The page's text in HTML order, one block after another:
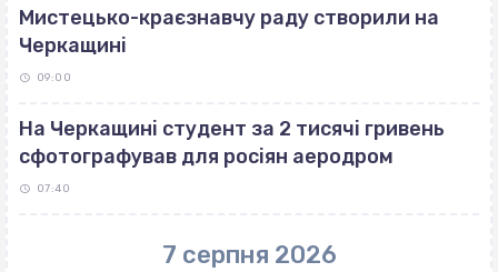
Мистецько-краєзнавчу раду створили на
Черкащині
09:00
На Черкащині студент за 2 тисячі гривень
сфотографував для росіян аеродром
07:40
7 серпня 2026